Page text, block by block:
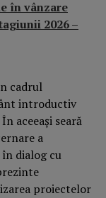
în vânzare
2026 –
cadrul
introductiv
În aceeași seară
a
dialog cu
proiectelor